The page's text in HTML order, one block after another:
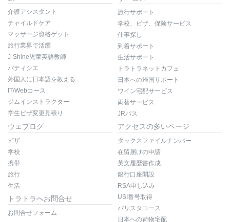
介護アシスタント
チャイルドケア
マッサージ資格ゲット
旅行業界で活躍
J-Shine児童英語教師
パティシエ
外国人に日本語を教える
IT/Webコース
ジムインストラクター
学生ビザ変更見積り
旅行サポート
学校、ビザ、保険サービス
仕事探し
到着サポート
生活サポート
トラトラネットカフェ
日本への帰国サポート
ワイン宅配サービス
両替サービス
JRパス
ウェブログ
ビザ
学校
携帯
旅行
生活
トラトラへお問合せ
お問合せフォーム
アクセスの多いページ
タックスファイルナンバー
在留届けの申請
英文履歴書作成
銀行口座開設
RSA申し込み
USI番号取得
バリスタコース
日本への荷物宅配